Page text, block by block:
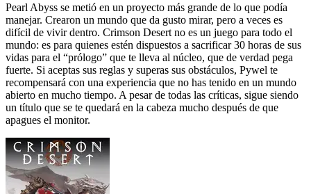
Pearl Abyss se metió en un proyecto más grande de lo que podía
manejar. Crearon un mundo que da gusto mirar, pero a veces es
difícil de vivir dentro. Crimson Desert no es un juego para todo el
mundo: es para quienes estén dispuestos a sacrificar 30 horas de sus
vidas para el “prólogo” que te lleva al núcleo, que de verdad pega
fuerte. Si aceptas sus reglas y superas sus obstáculos, Pywel te
recompensará con una experiencia que no has tenido en un mundo
abierto en mucho tiempo. A pesar de todas las críticas, sigue siendo
un título que se te quedará en la cabeza mucho después de que
apagues el monitor.